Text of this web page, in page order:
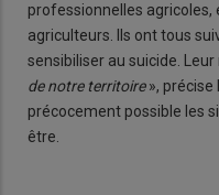
professionnelles agricoles,
agriculteurs. Ils ont tous
sensibiliser au suicide. Leur
de notre territoire», précise
précocement possible les
être.